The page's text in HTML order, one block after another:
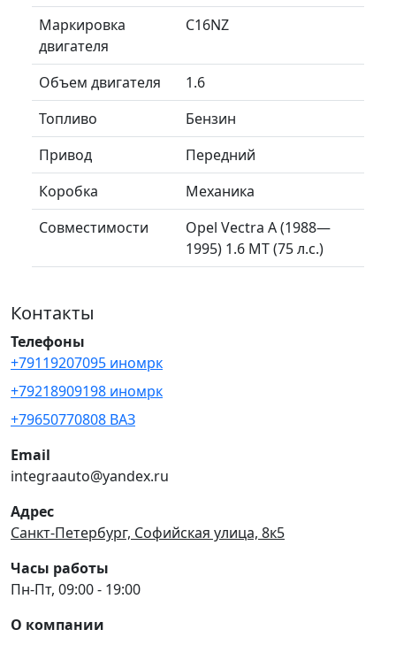
Маркировка
двигателя
C16NZ
Объем двигателя
1.6
Топливо
Бензин
Привод
Передний
Коробка
Механика
Совместимости
Opel Vectra A (1988—
1995) 1.6 MT (75 л.с.)
Контакты
Телефоны
+79119207095 иномрк
+79218909198 иномрк
+79650770808 ВАЗ
Email
integraauto@yandex.ru
Адрес
Санкт-Петербург, Софийская улица, 8к5
Часы работы
Пн-Пт, 09:00 - 19:00
О компании